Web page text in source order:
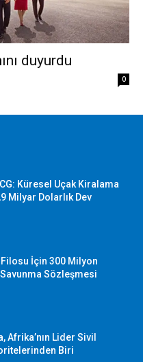
duyurdu
0
Küresel Uçak Kiralama
Milyar Dolarlık Dev
Filosu İçin 300 Milyon
Savunma Sözleşmesi
Afrika’nın Lider Sivil
Biri